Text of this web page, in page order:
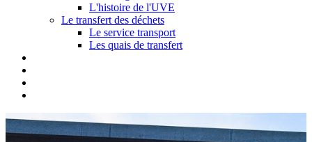
L'histoire de l'UVE
Le transfert des déchets
Le service transport
Les quais de transfert